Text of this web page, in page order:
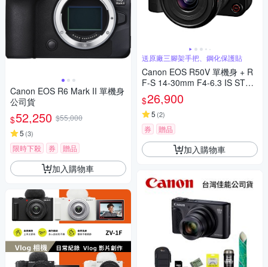
Canon EOS R6 Mark II 單機身
公司貨
$52,250 $55,000
5 (3)
限時下殺 券 贈品
加入購物車
送原廠三腳架手把、鋼化保護貼
Canon EOS R50V 單機身 + R
F-S 14-30mm F4-6.3 IS STM
PZ 變焦鏡組 公司貨
$26,900
5 (2)
券 贈品
加入購物車